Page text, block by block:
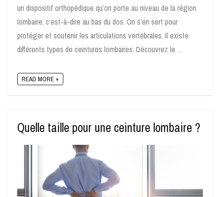
un dispositif orthopédique qu’on porte au niveau de la région
lombaire, c’est-à-dire au bas du dos. On s’en sert pour
protéger et soutenir les articulations vertébrales. Il existe
différents types de ceintures lombaires. Découvrez le ...
READ MORE +
Quelle taille pour une ceinture lombaire ?